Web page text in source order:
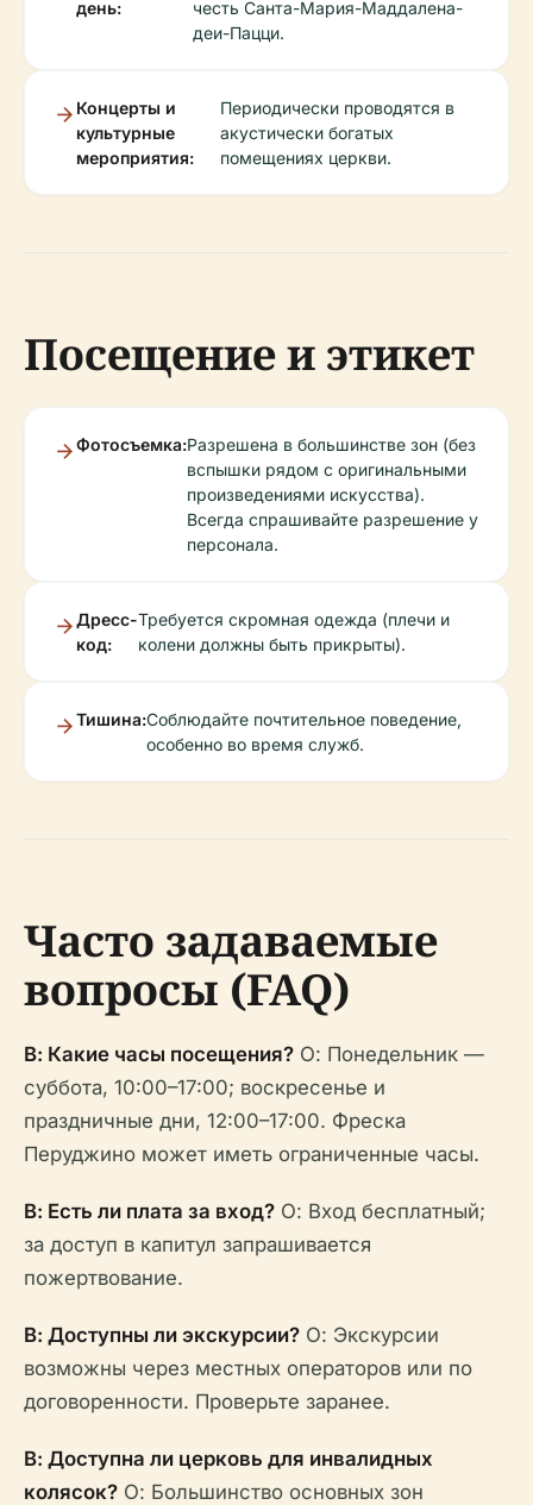
день:
честь Санта-Мария-Маддалена-
деи-Пацци.
Концерты и
культурные
мероприятия:
Периодически проводятся в
акустически богатых
помещениях церкви.
Посещение и этикет
Фотосъемка:Разрешена в большинстве зон (без
вспышки рядом с оригинальными
произведениями искусства).
Всегда спрашивайте разрешение у
персонала.
Дресс-
код:
Требуется скромная одежда (плечи и
колени должны быть прикрыты).
Тишина:Соблюдайте почтительное поведение,
особенно во время служб.
Часто задаваемые
вопросы (FAQ)
В: Какие часы посещения? О: Понедельник —
суббота, 10:00–17:00; воскресенье и
праздничные дни, 12:00–17:00. Фреска
Перуджино может иметь ограниченные часы.
В: Есть ли плата за вход? О: Вход бесплатный;
за доступ в капитул запрашивается
пожертвование.
В: Доступны ли экскурсии? О: Экскурсии
возможны через местных операторов или по
договоренности. Проверьте заранее.
В: Доступна ли церковь для инвалидных
колясок? О: Большинство основных зон